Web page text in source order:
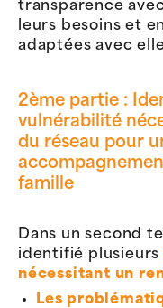
transparence
leurs besoins et
adaptées avec
2ème partie :
vulnérabilité
du réseau pour
famille
Dans un second
identifié
nécessitant un
Les